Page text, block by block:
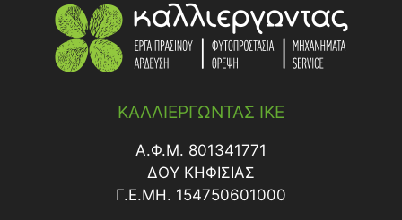
ΚΑΛΛΙΕΡΓΩΝΤΑΣ ΙΚΕ
Α.Φ.Μ. 801341771
ΔΟY ΚΗΦΙΣΙΑΣ
Γ.Ε.ΜΗ. 154750601000